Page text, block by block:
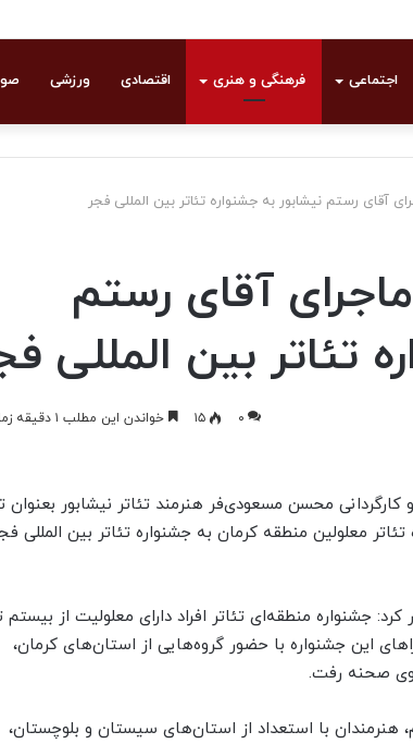
اجتماعی فرهنگی و هنری اقتصادی ورزشی
آقای رستم نیشابور به جشنواره تئاتر بین المللی فجر
ماجرای آقای رستم
تئاتر بین المللی
۰ ۱۵ خواندن این مطلب ۱ دقیقه زمان میبرد
محسن مسعودی‌فر هنرمند تئاتر نیشابور بعنوان
معلولین منطقه کرمان به جشنواره تئاتر بین المللی
جشنواره منطقه‌ای تئاتر افراد دارای معلولیت از بیستم
شد و اجراهای این جشنواره با حضور گروه‌هایی از استان‌های کرمان،
صحنه رفت.
هنرمندان با استعداد از استان‌های سیستان و بلوچستان،